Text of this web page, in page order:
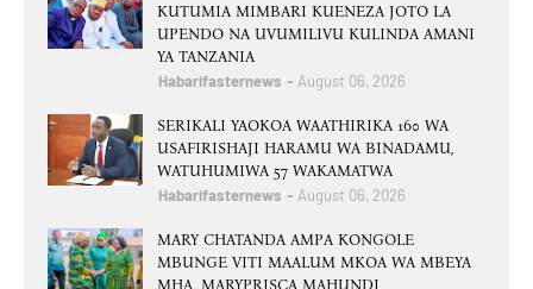
KUTUMIA MIMBARI KUENEZA JOTO LA
UPENDO NA UVUMILIVU KULINDA AMANI
YA TANZANIA
Habarifasternews August 06, 2026
SERIKALI YAOKOA WAATHIRIKA 160 WA
USAFIRISHAJI HARAMU WA BINADAMU,
WATUHUMIWA 57 WAKAMATWA
Habarifasternews August 06, 2026
MARY CHATANDA AMPA KONGOLE
MBUNGE VITI MAALUM MKOA WA MBEYA
MHA. MARYPRISCA MAHUNDI